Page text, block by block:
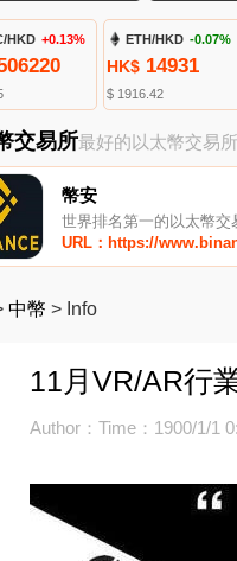
HKD +0.13% ETH/HKD -0.07%
HK$14931
$ 1916.42
交易所最好的以太幣交易所
幣安
世界排名第一的以太幣交
URL：https://
中幣 > Info
11月VR/AR行
Author：Time：1900/1/1